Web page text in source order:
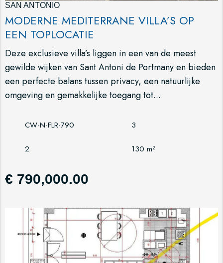
SAN ANTONIO
MODERNE MEDITERRANE VILLA’S OP
EEN TOPLOCATIE
Deze exclusieve villa’s liggen in een van de meest
gewilde wijken van Sant Antoni de Portmany en bieden
een perfecte balans tussen privacy, een natuurlijke
omgeving en gemakkelijke toegang tot...
CW-N-FLR-790 3
2 130 m²
€ 790,000.00